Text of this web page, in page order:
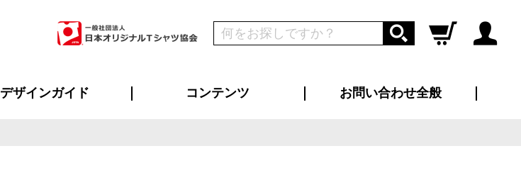
ログイン
デザインガイド コンテンツ お問い合わせ全般